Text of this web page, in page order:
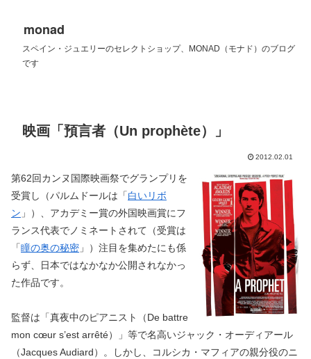
monad
スペイン・ジュエリーのセレクトショップ、MONAD（モナド）のブログ
です
映画「預言者（Un prophète）」
2012.02.01
第62回カンヌ国際映画祭でグランプリを
受賞し（パルムドールは「白いリボ
ン 」）、アカデミー賞の外国映画賞にフ
ランス代表でノミネートされて（受賞は
「瞳の奥の秘密 」）注目を集めたにも係
らず、日本ではなかなか公開されなかっ
た作品です。
監督は「真夜中のピアニスト（De battre
mon cœur s’est arrêté）」等で名高いジャック・オーディアール
（Jacques Audiard）。しかし、コルシカ・マフィアの親分役のニ